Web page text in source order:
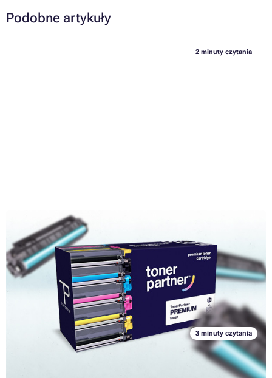
Podobne artykuły
2 minuty czytania
Jak wybrać kompatybilny lub regenerowany toner
Wszyscy wiemy, że drukowanie nie jest tanią sprawą. I że szukanie
tych najtańszych wariantów nie musi prowadzić do zadowolenia,
szczególnie jeśli chodzi o jakość. Dotyczy to zarówno drukarek jak i
tonerów. Mimo to na przykład w tym drugim przypadku koszty da się
wyraźnie obniżyć, poprzez zakup kompatybilnych lub
regenerowanych tonerów. Czym się one różnią od oryginalnych
produktów i na co zwrócić uwagę podczas wybierania?
Przeczytaj cały artykuł »
3 minuty czytania